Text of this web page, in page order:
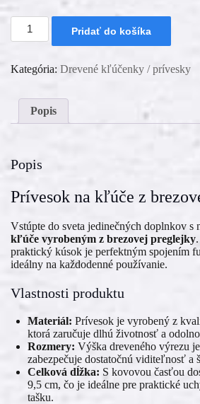
množstvo
Kľúčenka
s
srdiečkom
"Ľúbim
Pridať do košíka
Kategória: Drevené kľúčenky / prívesky
Popis
Popis
Prívesok na kľúče z
Vstúpte do sveta jedinečných doplnkov s
kľúče vyrobeným z brezovej preglejky
praktický kúsok je perfektným spojením
ideálny na každodenné používanie.
Vlastnosti produktu
Materiál: Prívesok je vyrobený z
ktorá zaručuje dlhú životnosť a
Rozmery: Výška dreveného výrezu
zabezpečuje dostatočnú viditeľnosť a
Celková dĺžka: S kovovou časťou
9,5 cm, čo je ideálne pre praktické
tašku.